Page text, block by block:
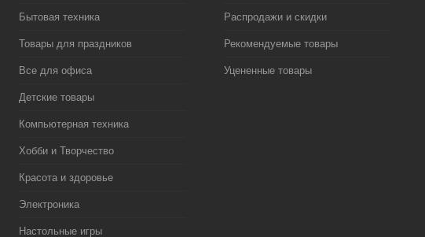
Бытовая техника
Товары для праздников
Все для офиса
Детские товары
Компьютерная техника
Хобби и Творчество
Красота и здоровье
Электроника
Настольные игры
Распродажи и скидки
Рекомендуемые товары
Уцененные товары